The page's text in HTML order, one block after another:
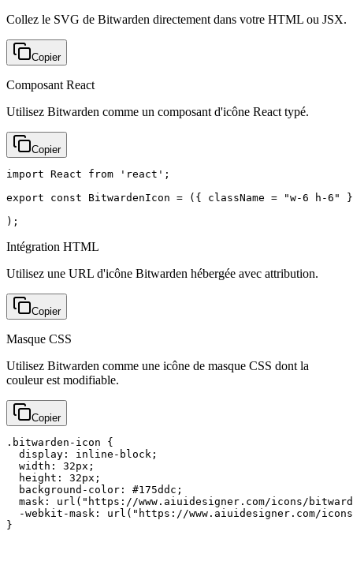
Collez le SVG de Bitwarden directement dans votre HTML ou JSX.
Copier
Composant React
Utilisez Bitwarden comme un composant d'icône React typé.
Copier
import React from 'react';
export const BitwardenIcon = ({ className = "w-6 h-
);
Intégration HTML
Utilisez une URL d'icône Bitwarden hébergée avec attribution.
Copier
Masque CSS
Utilisez Bitwarden comme une icône de masque CSS dont la
couleur est modifiable.
Copier
.bitwarden-icon {
  display: inline-block;
  width: 32px;
  height: 32px;
  background-color: #175ddc;
mask: url("https://www.aiuidesigner.com/icons/
-webkit-mask: url("https://www.aiuidesigner.com/
}